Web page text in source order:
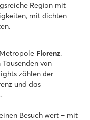
Whirlpool
am Pool
Region mit
mit dichten
Florenz.
von
zählen der
und das
.
Besuch wert – mit